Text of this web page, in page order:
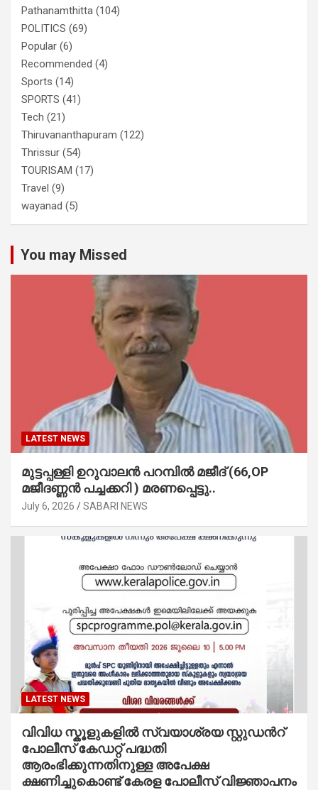
Pathanamthitta (104)
POLITICS (69)
Popular (6)
Recommended (4)
Sports (14)
SPORTS (41)
Tech (21)
Thiruvananthapuram (122)
Thrissur (54)
TOURISAM (17)
Travel (9)
wayanad (5)
You may Missed
LATEST NEWS
മുട്ടപ്പള്ളി ഉറുവാലൻ പറമ്പിൽ മജീദ് (66,OP
മജീദണ്ണൻ പച്ചക്കറി ) മരണപ്പെട്ടു..
July 6, 2026 SABARI NEWS
LATEST NEWS
വിവിധ സ്കൂളുകളില്‍ സ്വയാശ്രയ സ്റ്റുഡന്‍റ്
പോലീസ് കേഡറ്റ് പദ്ധതി
ആരംഭിക്കുന്നതിനുള്ള അപേക്ഷ
ക്ഷണിച്ചുകൊണ്ട് കേരള പോലീസ് വിജ്ഞാപനം